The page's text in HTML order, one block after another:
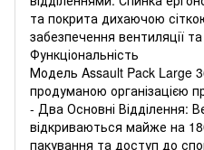
та покрита дихаючою
забезпечення вентиляції
Функціональність
Модель Assault Pack Large
продуманою організацією
- Два Основні Відділення:
відкриваються майже на
пакування та доступ до